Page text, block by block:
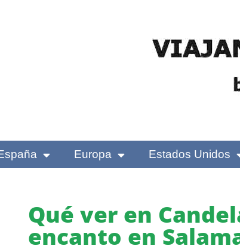
Europa Estados Unidos
Qué ver en
encanto en